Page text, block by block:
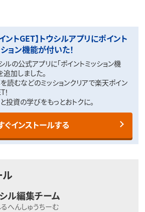
ントGET】トウシルアプリにポイント
ョン機能が付いた！
ルの公式アプリに「ポイントミッション機
追加しました。
読むなどのミッションクリアで楽天ポイン
！
投資の学びをもっとおトクに。
ぐインストールする
ル
ル編集チーム
へんしゅうちーむ